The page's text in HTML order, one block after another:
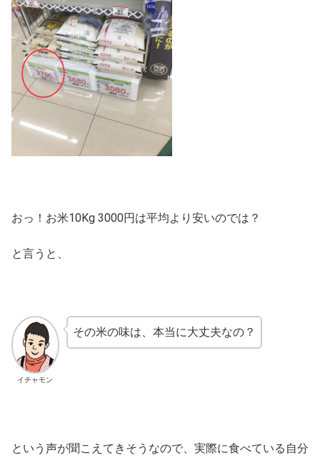
おっ！お米10Kg 3000円は平均より安いのでは？
と言うと、
イチャモン
その米の味は、本当に大丈夫なの？
という声が聞こえてきそうなので、実際に食べている自分